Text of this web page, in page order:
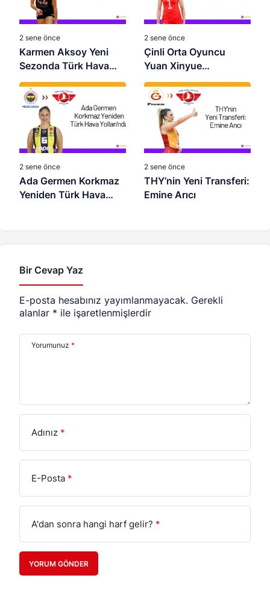
2 sene önce
Karmen Aksoy Yeni
Sezonda Türk Hava
Yolları’nda
2 sene önce
Çinli Orta Oyuncu
Yuan Xinyue
VakıfBank’ta
2 sene önce
Ada Germen Korkmaz
Yeniden Türk Hava
2 sene önce
THY’nin Yeni Transferi:
Emine Arıcı
Bir Cevap Yaz
E-posta hesabınız yayımlanmayacak. Gerekli
alanlar * ile işaretlenmişlerdir
Yorumunuz *
Adınız *
E-Posta *
A'dan sonra hangi harf gelir? *
YORUM GÖNDER